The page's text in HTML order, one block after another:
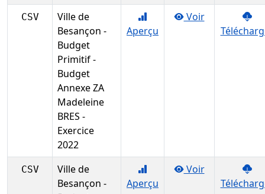
CSV
Ville de
Besançon -
Budget
Primitif -
Budget
Annexe ZA
Madeleine
BRES -
Exercice
2022
Aperçu
Voir
CSV
Ville de
Besançon -
Aperçu
Voir